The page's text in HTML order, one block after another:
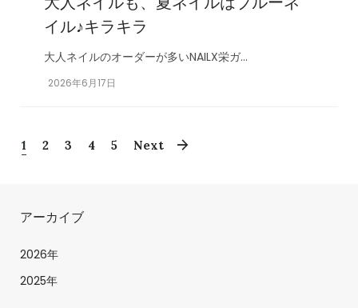
イル♪キラキラ
大人ネイルのオーダーが多いNAILX栄ガ...
2026年6月17日
1 2 3 4 5 Next
アーカイブ
2026年
2025年